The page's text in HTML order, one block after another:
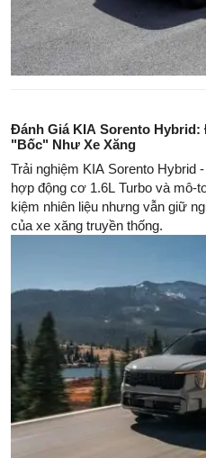
Đánh Giá KIA Sorento
"Bốc" Như Xe Xăng
Trải nghiệm KIA Sorento Hybrid
hợp động cơ 1.6L Turbo và mô-
kiệm nhiên liệu nhưng vẫn giữ
của xe xăng truyền thống.